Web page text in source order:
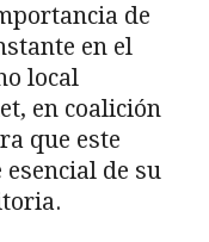
de
en el
local
en coalición
que este
de su